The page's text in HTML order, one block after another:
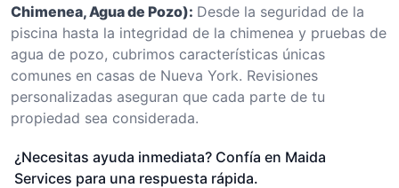
Chimenea, Agua de Pozo): Desde la seguridad de la
piscina hasta la integridad de la chimenea y pruebas de
agua de pozo, cubrimos características únicas
comunes en casas de Nueva York. Revisiones
personalizadas aseguran que cada parte de tu
propiedad sea considerada.
¿Necesitas ayuda inmediata? Confía en Maida
Services para una respuesta rápida.